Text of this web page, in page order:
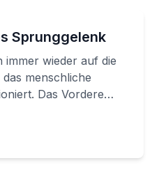
Sprunggelenk
immer wieder auf die
menschliche
Das Vordere
ist ein wich...